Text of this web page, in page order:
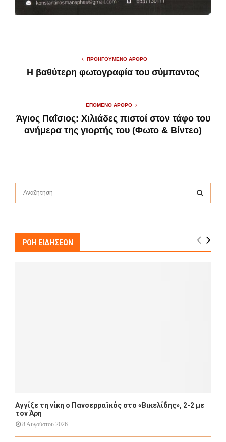
ΠΡΟΗΓΟΎΜΕΝΟ ΆΡΘΡΟ
Η βαθύτερη φωτογραφία του σύμπαντος
ΕΠΌΜΕΝΟ ΆΡΘΡΟ
Άγιος Παΐσιος: Χιλιάδες πιστοί στον τάφο του
ανήμερα της γιορτής του (Φωτο & Βίντεο)
f
A
ΡΟΗ ΕΙΔΗΣΕΩΝ
Αγγίξε τη νίκη ο Πανσερραϊκός στο «Βικελίδης», 2-2 με
τον Άρη
8 Αυγούστου 2026